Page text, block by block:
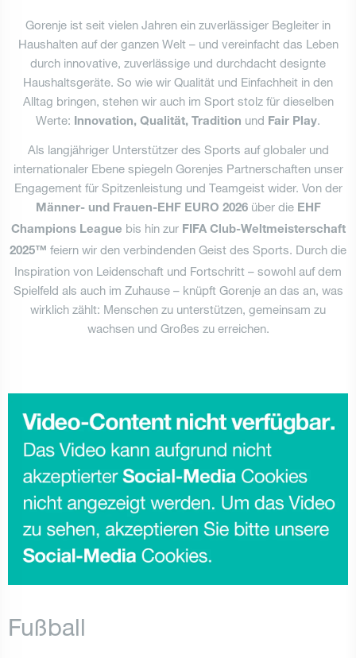
Schließen
Bedienungsanleitungen
Schließen
Schließen
Gorenje ist seit vielen Jahren ein zuverlässiger Begleiter in
Haushalten auf der ganzen Welt – und vereinfacht das Leben
durch innovative, zuverlässige und durchdacht designte
Haushaltsgeräte. So wie wir Qualität und Einfachheit in den
Alltag bringen, stehen wir auch im Sport stolz für dieselben
Werte: Innovation, Qualität, Tradition und Fair Play.
Als langjähriger Unterstützer des Sports auf globaler und
internationaler Ebene spiegeln Gorenjes Partnerschaften unser
Engagement für Spitzenleistung und Teamgeist wider. Von der
Männer- und Frauen-EHF EURO 2026über die EHF
Champions League bis hin zur FIFA Club-Weltmeisterschaft
2025™ feiern wir den verbindenden Geist des Sports. Durch die
Inspiration von Leidenschaft und Fortschritt – sowohl auf dem
Spielfeld als auch im Zuhause – knüpft Gorenje an das an, was
wirklich zählt: Menschen zu unterstützen, gemeinsam zu
wachsen und Großes zu erreichen.
Fußball